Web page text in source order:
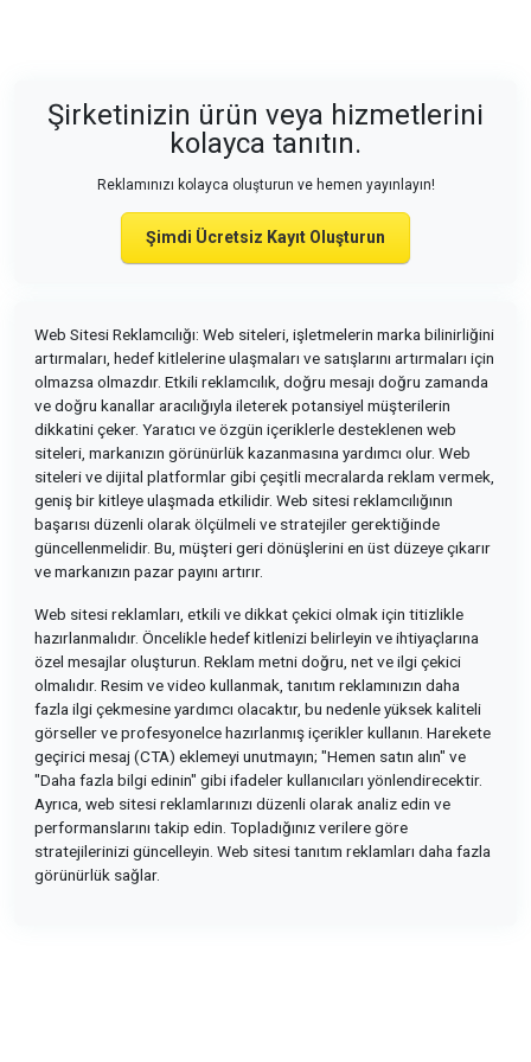
Şirketinizin ürün veya hizmetlerini
kolayca tanıtın.
Reklamınızı kolayca oluşturun ve hemen yayınlayın!
Şimdi Ücretsiz Kayıt Oluşturun
Web Sitesi Reklamcılığı: Web siteleri, işletmelerin marka bilinirliğini
artırmaları, hedef kitlelerine ulaşmaları ve satışlarını artırmaları için
olmazsa olmazdır. Etkili reklamcılık, doğru mesajı doğru zamanda
ve doğru kanallar aracılığıyla ileterek potansiyel müşterilerin
dikkatini çeker. Yaratıcı ve özgün içeriklerle desteklenen web
siteleri, markanızın görünürlük kazanmasına yardımcı olur. Web
siteleri ve dijital platformlar gibi çeşitli mecralarda reklam vermek,
geniş bir kitleye ulaşmada etkilidir. Web sitesi reklamcılığının
başarısı düzenli olarak ölçülmeli ve stratejiler gerektiğinde
güncellenmelidir. Bu, müşteri geri dönüşlerini en üst düzeye çıkarır
ve markanızın pazar payını artırır.
Web sitesi reklamları, etkili ve dikkat çekici olmak için titizlikle
hazırlanmalıdır. Öncelikle hedef kitlenizi belirleyin ve ihtiyaçlarına
özel mesajlar oluşturun. Reklam metni doğru, net ve ilgi çekici
olmalıdır. Resim ve video kullanmak, tanıtım reklamınızın daha
fazla ilgi çekmesine yardımcı olacaktır, bu nedenle yüksek kaliteli
görseller ve profesyonelce hazırlanmış içerikler kullanın. Harekete
geçirici mesaj (CTA) eklemeyi unutmayın; "Hemen satın alın" ve
"Daha fazla bilgi edinin" gibi ifadeler kullanıcıları yönlendirecektir.
Ayrıca, web sitesi reklamlarınızı düzenli olarak analiz edin ve
performanslarını takip edin. Topladığınız verilere göre
stratejilerinizi güncelleyin. Web sitesi tanıtım reklamları daha fazla
görünürlük sağlar.